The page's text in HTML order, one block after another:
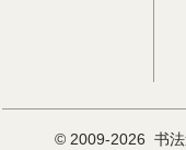
© 2009-2026 书